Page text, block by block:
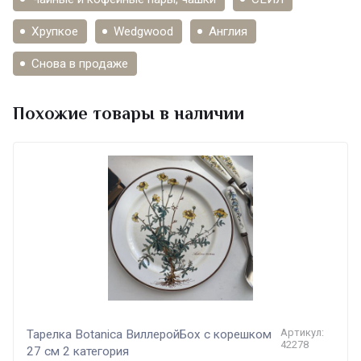
Хрупкое Wedgwood Англия
Снова в продаже
Похожие товары в наличии
Тарелка Botanica ВиллеройБох с корешком
27 см 2 категория
Артикул:
42278